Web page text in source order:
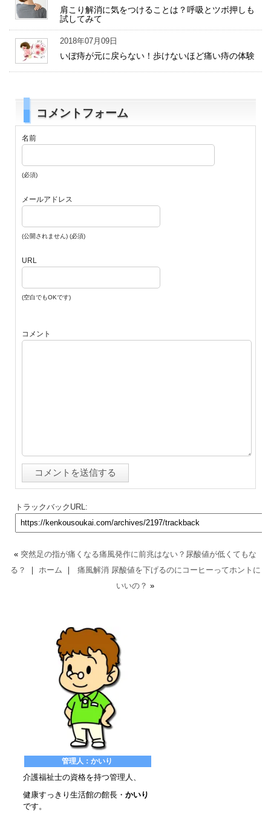
肩こり解消に気をつけることは？呼吸とツボ押しも
試してみて
2018年07月09日
いぼ痔が元に戻らない！歩けないほど痛い痔の体験
コメントフォーム
名前
(必須)
メールアドレス
(公開されません) (必須)
URL
(空白でもOKです)
コメント
トラックバックURL:
« 突然足の指が痛くなる痛風発作に前兆はない？尿酸値が低くてもな
る？
｜ ホーム ｜ 痛風解消 尿酸値を下げるのにコーヒーってホントに
いいの？ »
管理人：かいり
介護福祉士の資格を持つ管理人、
健康すっきり生活館の館長・かいり
です。